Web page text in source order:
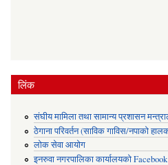
लिंक
संघीय मामिला तथा सामान्य प्रशासन
ठेगाना परिवर्तन (साविक गाविस/नपाको
लोक सेवा आयोग
इनरुवा नगरपालिका कार्यालयको